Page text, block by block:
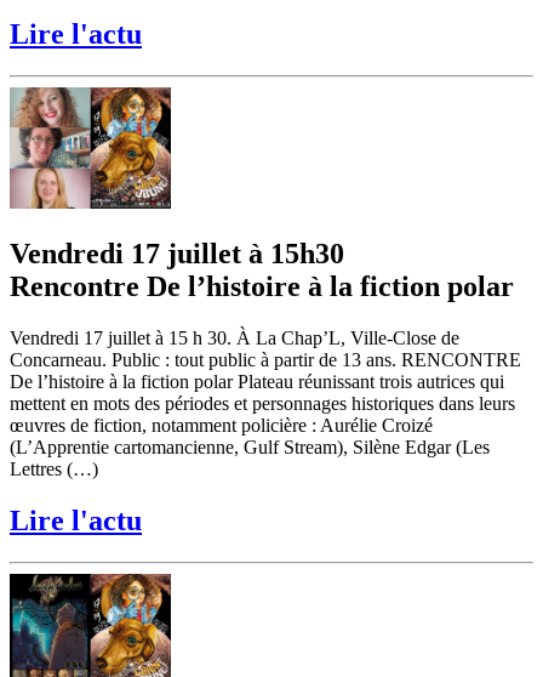
Lire l'actu
Vendredi 17 juillet à 15h30
Rencontre De l’histoire à la fiction polar
Vendredi 17 juillet à 15 h 30. À La Chap’L, Ville-Close de
Concarneau. Public : tout public à partir de 13 ans. RENCONTRE
De l’histoire à la fiction polar Plateau réunissant trois autrices qui
mettent en mots des périodes et personnages historiques dans leurs
œuvres de fiction, notamment policière : Aurélie Croizé
(L’Apprentie cartomancienne, Gulf Stream), Silène Edgar (Les
Lettres (…)
Lire l'actu